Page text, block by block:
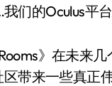
们的Oculus平
》在未来
带来一些真正